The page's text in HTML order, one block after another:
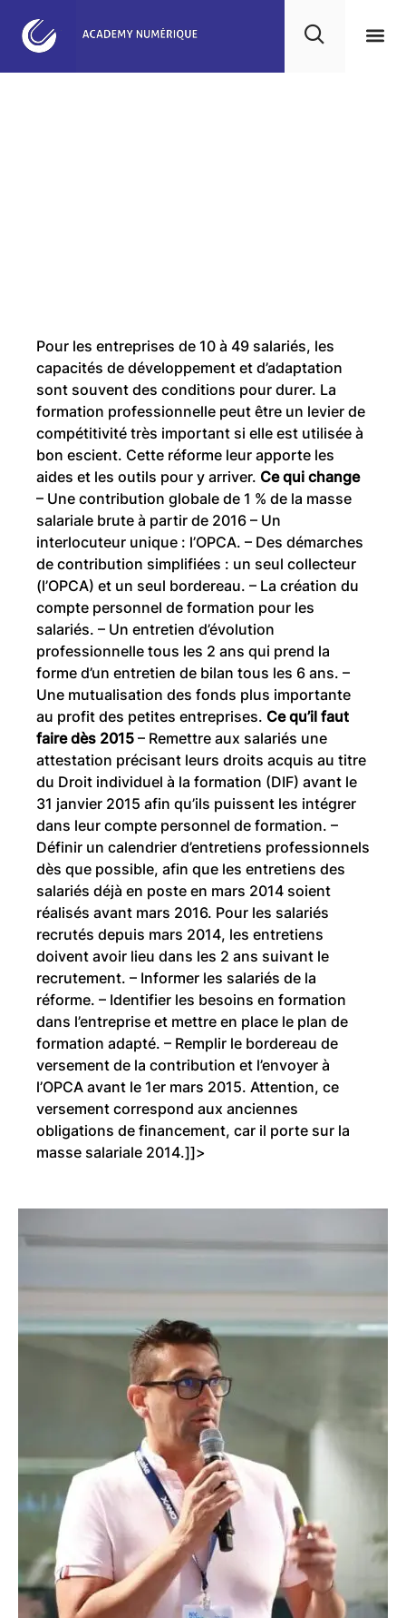
Pour les entreprises de 10 à 49 salariés, les
capacités de développement et d’adaptation
sont souvent des conditions pour durer. La
formation professionnelle peut être un levier de
compétitivité très important si elle est utilisée à
bon escient. Cette réforme leur apporte les
aides et les outils pour y arriver. Ce qui change
– Une contribution globale de 1 % de la masse
salariale brute à partir de 2016 – Un
interlocuteur unique : l’OPCA. – Des démarches
de contribution simplifiées : un seul collecteur
(l’OPCA) et un seul bordereau. – La création du
compte personnel de formation pour les
salariés. – Un entretien d’évolution
professionnelle tous les 2 ans qui prend la
forme d’un entretien de bilan tous les 6 ans. –
Une mutualisation des fonds plus importante
au profit des petites entreprises. Ce qu’il faut
faire dès 2015 – Remettre aux salariés une
attestation précisant leurs droits acquis au titre
du Droit individuel à la formation (DIF) avant le
31 janvier 2015 afin qu’ils puissent les intégrer
dans leur compte personnel de formation. –
Définir un calendrier d’entretiens professionnels
dès que possible, afin que les entretiens des
salariés déjà en poste en mars 2014 soient
réalisés avant mars 2016. Pour les salariés
recrutés depuis mars 2014, les entretiens
doivent avoir lieu dans les 2 ans suivant le
recrutement. – Informer les salariés de la
réforme. – Identifier les besoins en formation
dans l’entreprise et mettre en place le plan de
formation adapté. – Remplir le bordereau de
versement de la contribution et l’envoyer à
l’OPCA avant le 1er mars 2015. Attention, ce
versement correspond aux anciennes
obligations de financement, car il porte sur la
masse salariale 2014.]]>